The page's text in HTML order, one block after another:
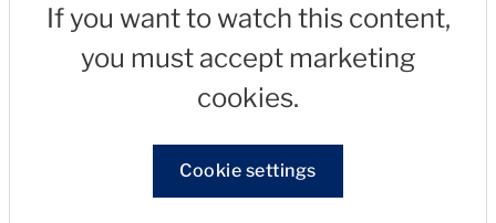
If you want to watch this content,
you must accept marketing
cookies.
Cookie settings